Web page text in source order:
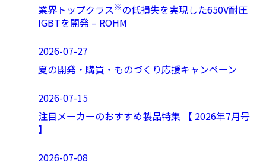
業界トップクラス ※の低損失を実現した650V耐圧
IGBTを開発 – ROHM
2026-07-27
夏の開発・購買・ものづくり応援キャンペーン
2026-07-15
注目メーカーのおすすめ製品特集 【 2026年7月号
】
2026-07-08